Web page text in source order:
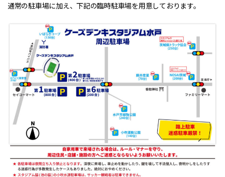
通常の駐車場に加え、下記の臨時駐車場を用意しております。